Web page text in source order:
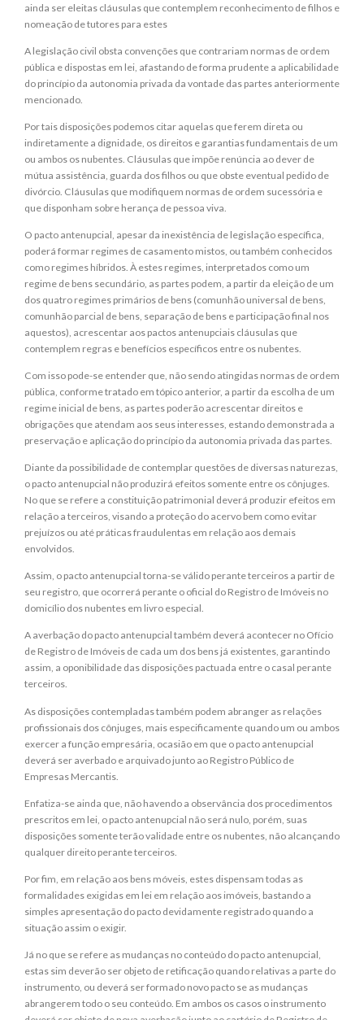
ainda ser eleitas cláusulas que contemplem reconhecimento de filhos e
nomeação de tutores para estes
A legislação civil obsta convenções que contrariam normas de ordem
pública e dispostas em lei, afastando de forma prudente a aplicabilidade
do princípio da autonomia privada da vontade das partes anteriormente
mencionado.
Por tais disposições podemos citar aquelas que ferem direta ou
indiretamente a dignidade, os direitos e garantias fundamentais de um
ou ambos os nubentes. Cláusulas que impõe renúncia ao dever de
mútua assistência, guarda dos filhos ou que obste eventual pedido de
divórcio. Cláusulas que modifiquem normas de ordem sucessória e
que disponham sobre herança de pessoa viva.
O pacto antenupcial, apesar da inexistência de legislação específica,
poderá formar regimes de casamento mistos, ou também conhecidos
como regimes híbridos. À estes regimes, interpretados como um
regime de bens secundário, as partes podem, a partir da eleição de um
dos quatro regimes primários de bens (comunhão universal de bens,
comunhão parcial de bens, separação de bens e participação final nos
aquestos), acrescentar aos pactos antenupciais cláusulas que
contemplem regras e benefícios específicos entre os nubentes.
Com isso pode-se entender que, não sendo atingidas normas de ordem
pública, conforme tratado em tópico anterior, a partir da escolha de um
regime inicial de bens, as partes poderão acrescentar direitos e
obrigações que atendam aos seus interesses, estando demonstrada a
preservação e aplicação do princípio da autonomia privada das partes.
Diante da possibilidade de contemplar questões de diversas naturezas,
o pacto antenupcial não produzirá efeitos somente entre os cônjuges.
No que se refere a constituição patrimonial deverá produzir efeitos em
relação a terceiros, visando a proteção do acervo bem como evitar
prejuízos ou até práticas fraudulentas em relação aos demais
envolvidos.
Assim, o pacto antenupcial torna-se válido perante terceiros a partir de
seu registro, que ocorrerá perante o oficial do Registro de Imóveis no
domicílio dos nubentes em livro especial.
A averbação do pacto antenupcial também deverá acontecer no Ofício
de Registro de Imóveis de cada um dos bens já existentes, garantindo
assim, a oponibilidade das disposições pactuada entre o casal perante
terceiros.
As disposições contempladas também podem abranger as relações
profissionais dos cônjuges, mais especificamente quando um ou ambos
exercer a função empresária, ocasião em que o pacto antenupcial
deverá ser averbado e arquivado junto ao Registro Público de
Empresas Mercantis.
Enfatiza-se ainda que, não havendo a observância dos procedimentos
prescritos em lei, o pacto antenupcial não será nulo, porém, suas
disposições somente terão validade entre os nubentes, não alcançando
qualquer direito perante terceiros.
Por fim, em relação aos bens móveis, estes dispensam todas as
formalidades exigidas em lei em relação aos imóveis, bastando a
simples apresentação do pacto devidamente registrado quando a
situação assim o exigir.
Já no que se refere as mudanças no conteúdo do pacto antenupcial,
estas sim deverão ser objeto de retificação quando relativas a parte do
instrumento, ou deverá ser formado novo pacto se as mudanças
abrangerem todo o seu conteúdo. Em ambos os casos o instrumento